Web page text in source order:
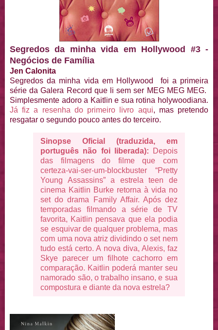
Segredos da minha vida em Hollywood #3 -
Negócios de Família
Jen Calonita
Segredos da minha vida em Hollywood foi a primeira
série da Galera Record que li sem ser MEG MEG MEG.
Simplesmente adoro a Kaitlin e sua rotina holywoodiana.
Já fiz a resenha do primeiro livro aqui, mas pretendo
resgatar o segundo pouco antes do terceiro.
Sinopse Oficial (traduzida, em
português não foi liberada): Depois
das filmagens do filme que com
certeza-vai-ser-um-blockbuster “Pretty
Young Assassins” a estrela teen de
cinema Kaitlin Burke retorna à vida no
set do drama Family Affair. Após dez
temporadas filmando a série de TV
favorita, Kaitlin pensava que ela podia
se esquivar de qualquer problema, mas
com uma nova atriz dividindo o set nem
tudo está certo. A nova diva, Alexis, faz
Skye parecer um filhote cachorro em
comparação. Kaitlin poderá manter seu
namorado são, o trabalho insano, e sua
compostura e diante da nova estrela?